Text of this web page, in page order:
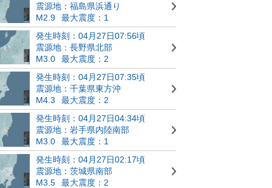
震源地：福島県浜通り
M2.9
最大震度：1
発生時刻：04月27日07:56頃
震源地：長野県北部
M3.0
最大震度：2
発生時刻：04月27日07:35頃
震源地：千葉県東方沖
M4.3
最大震度：2
発生時刻：04月27日04:34頃
震源地：岩手県内陸南部
M3.0
最大震度：1
発生時刻：04月27日02:17頃
震源地：茨城県南部
M3.5
最大震度：2